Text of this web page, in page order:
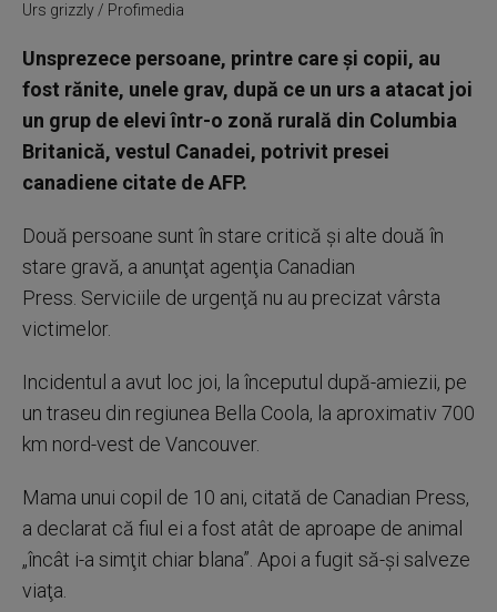
Urs grizzly / Profimedia
Unsprezece persoane, printre care şi copii, au
fost rănite, unele grav, după ce un urs a atacat joi
un grup de elevi într-o zonă rurală din Columbia
Britanică, vestul Canadei, potrivit presei
canadiene citate de AFP.
Două persoane sunt în stare critică şi alte două în
stare gravă, a anunţat agenţia Canadian
Press. Serviciile de urgenţă nu au precizat vârsta
victimelor.
Incidentul a avut loc joi, la începutul după-amiezii, pe
un traseu din regiunea Bella Coola, la aproximativ 700
km nord-vest de Vancouver.
Mama unui copil de 10 ani, citată de Canadian Press,
a declarat că fiul ei a fost atât de aproape de animal
„încât i-a simţit chiar blana”. Apoi a fugit să-şi salveze
viaţa.